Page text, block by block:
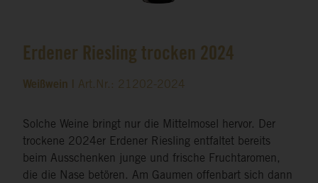
Erdener Riesling trocken 2024
Weißwein | Art.Nr.: 21202-2024
Solche Weine bringt nur die Mittelmosel hervor. Der
trockene 2024er Erdener Riesling entfaltet bereits
beim Ausschenken junge und frische Fruchtaromen,
die die Nase betören. Am Gaumen offenbart sich dann